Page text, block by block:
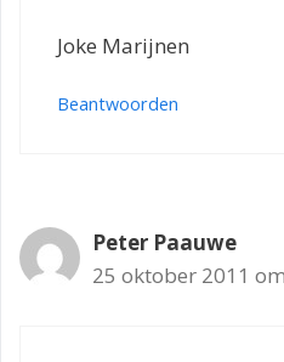
Joke Marijnen
Beantwoorden
Peter Paauwe
25 oktober 2011